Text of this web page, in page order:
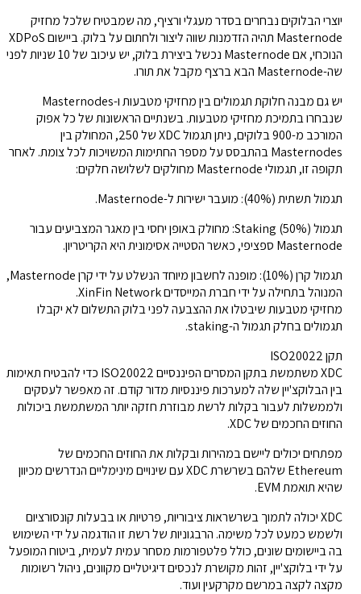
יוצרי הבלוקים נבחרים בסדר מעגלי ורציף, מה שמבטיח שלכל מחזיק
Masternode תהיה הזדמנות שווה ליצור ולחתום על בלוק. ביישום XDPoS
הנוכחי, אם Masternode נכשל ביצירת בלוק, יש עיכוב של 10 שניות לפני
שה-Masternode הבא ברצף מקבל את תורו.
יש גם מבנה חלוקת תגמולים בין מחזיקי מטבעות ו-Masternodes
שנבחרו בתמיכת מחזיקי מטבעות. בשנתיים הראשונות של כל אפוק
המורכב מ-900 בלוקים, ניתן תגמול XDC של 250, המחולק בין
Masternodes בהתבסס על מספר החתימות המשויכות לכל צומת. לאחר
תקופה זו, תגמולי Masternode מחולקים לשלושה חלקים:
תגמול תשתית (40%): מועבר ישירות ל-Masternode.
תגמול Staking (50%): מחולק באופן יחסי בין מאגר המצביעים עבור
Masternode ספציפי, כאשר הסטייה אסימונית היא הקריטריון.
תגמול קרן (10%): מופנה לחשבון מיוחד הנשלט על ידי קרן Masternode,
המנוהל בתחילה על ידי חברת המייסדים XinFin Network.
מחזיקי מטבעות שיבטלו את ההצבעה לפני בלוק התשלום לא יקבלו
תגמולים בחלק תגמול ה-staking.
תקן ISO20022
XDC משתמשת בתקן המסרים הפיננסיים ISO20022 כדי להבטיח תאימות
בין הבלוקצ'יין שלה למערכות פיננסיות מדור קודם. זה מאפשר לעסקים
ולממשלות לעבור בקלות לרשת מבוזרת חזקה יותר המשתמשת ביכולות
החוזים החכמים של XDC.
מפתחים יכולים ליישם במהירות ובקלות את החוזים החכמים של
Ethereum שלהם בשרשרת XDC עם שינויים מינימליים הנדרשים מכיוון
שהיא תואמת EVM.
XDC יכולה לתמוך בשרשראות ציבוריות, פרטיות או בבעלות קונסורציום
ולשמש כמעט לכל משימה. הרבגוניות של רשת זו הודגמה על ידי השימוש
בה ביישומים שונים, כולל פלטפורמות מסחר עמית לעמית, ביטוח המופעל
על ידי בלוקצ'יין, זהות מקושרת לנכסים דיגיטליים מקוונים, ניהול רשומות
מקצה לקצה במרשם מקרקעין ועוד.